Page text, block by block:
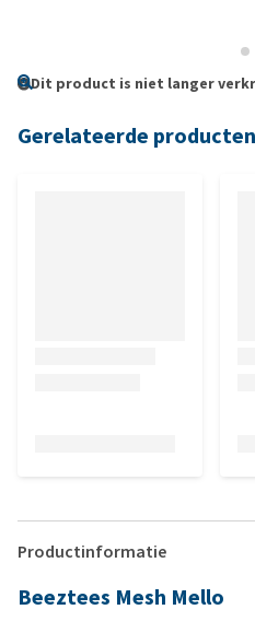
Dit product is niet langer
Gerelateerde producten
Productinformatie
Beeztees Mesh Mello